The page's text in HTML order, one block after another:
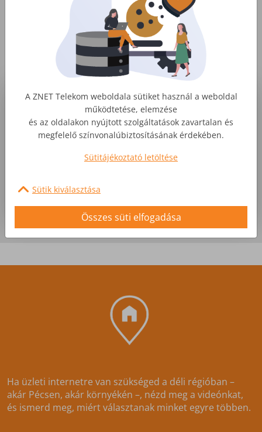
Bemutatjuk a ZNET déli régióját
ZNET Pécsen - üzleti internet, amire építhetsz
Ha üzleti internetre van szükséged a déli régióban –
akár Pécsen, akár környékén –, nézd meg a videónkat,
és ismerd meg, miért választanak minket egyre többen.
A ZNET Telekom weboldala sütiket használ a weboldal
működtetése, elemzése
és az oldalakon nyújtott szolgáltatások zavartalan és
megfelelő színvonalúbiztosításának érdekében.
Sütitájékoztató letöltése
Sütik kiválasztása
Összes süti elfogadása